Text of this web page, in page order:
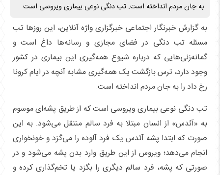
به جان مردم انداخته است. تب دنگی نوعی بیماری ویروسی است
به گزارش خبرنگار اجتماعی خبرگزاری واژه آنلاین، این روزها تب
مسئله تب دنگی در فضای مجازی و رسانه‌ها داغ است و
گمانه‌زنی‌‎هایی که درباره شیوع همه‌گیری این بیماری در کشور
وجود دارد، ترس بازگشت یک همه‌گیری مشابه آنچه در ایام کرونا
رخ داد را به جان مردم انداخته است.
تب دنگی نوعی بیماری ویروسی است که از طریق پشه‌ای موسوم
به «آئدس» از انسان مبتلا به فرد سالم منتقل می‌شود. به این
صورت که ابتدا پشه آئدس یک فرد آلوده را می‌گزد و خونخواری
انجام می‌دهد؛ ویروس از این طریق وارد بدن پشه می‌شود و در
صورتی که پشه، فرد سالم دیگری را بگزد یا تخم‌گذاری کرده و